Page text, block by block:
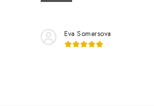
Eva Somersova